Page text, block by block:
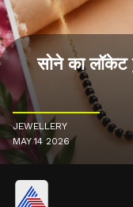
सोने का लॉकेट
JEWELLERY
MAY 14 2026